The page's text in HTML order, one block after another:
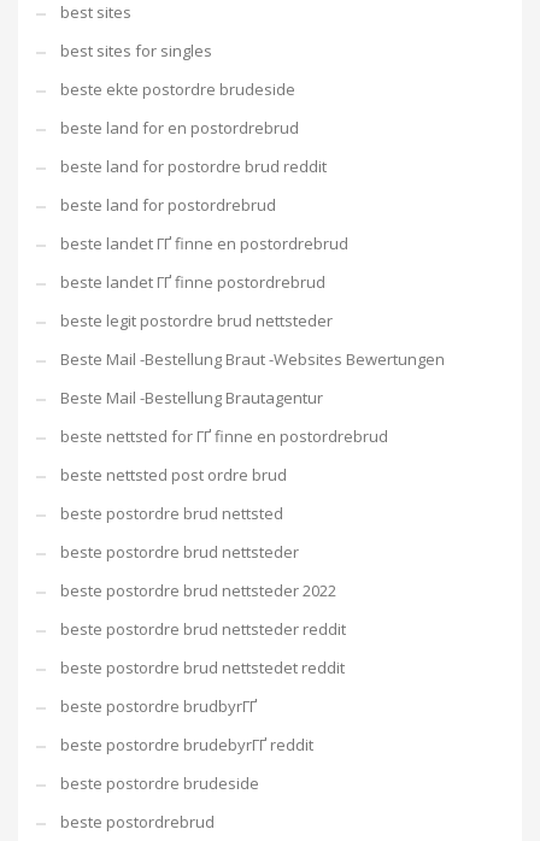
best sites
best sites for singles
beste ekte postordre brudeside
beste land for en postordrebrud
beste land for postordre brud reddit
beste land for postordrebrud
beste landet ГҐ finne en postordrebrud
beste landet ГҐ finne postordrebrud
beste legit postordre brud nettsteder
Beste Mail -Bestellung Braut -Websites Bewertungen
Beste Mail -Bestellung Brautagentur
beste nettsted for ГҐ finne en postordrebrud
beste nettsted post ordre brud
beste postordre brud nettsted
beste postordre brud nettsteder
beste postordre brud nettsteder 2022
beste postordre brud nettsteder reddit
beste postordre brud nettstedet reddit
beste postordre brudbyrГҐ
beste postordre brudebyrГҐ reddit
beste postordre brudeside
beste postordrebrud